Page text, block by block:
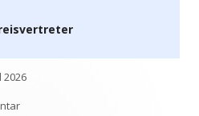
2026
zu 9.5.2026 – Stinthengstwasserung